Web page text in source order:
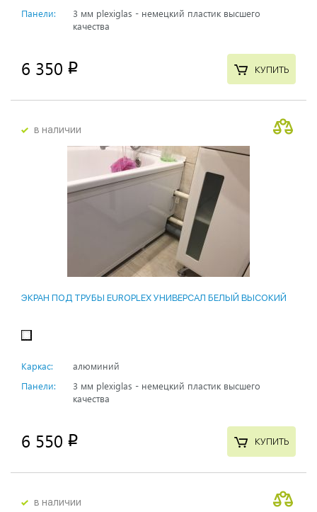
Панели:
3 мм plexiglas - немецкий пластик высшего
качества
6 350 p КУПИТЬ
в наличии
ЭКРАН ПОД ТРУБЫ EUROPLEX УНИВЕРСАЛ БЕЛЫЙ ВЫСОКИЙ
Каркас:
алюминий
Панели:
3 мм plexiglas - немецкий пластик высшего
качества
6 550 p КУПИТЬ
в наличии